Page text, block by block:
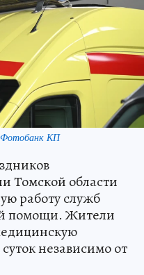
КП
Томской области
работу служб
помощи. Жители
независимо от